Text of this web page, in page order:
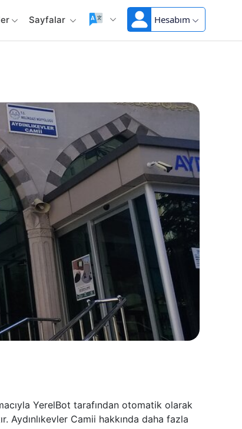
Sayfalar Hesabım
YerelBot tarafından otomatik olarak
Aydınlıkevler Camii hakkında daha fazla